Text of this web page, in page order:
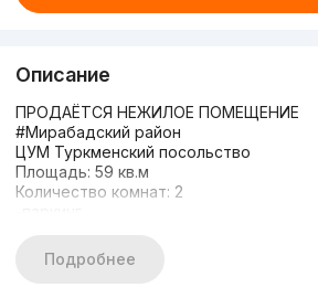
Описание
ПРОДАЁТСЯ НЕЖИЛОЕ ПОМЕЩЕНИЕ
#Мирабадский район
ЦУМ Туркменский посольство
Площадь: 59 кв.м
Количество комнат: 2
ЦЕНА: $155.000 торг
+998933373776
Подробнее